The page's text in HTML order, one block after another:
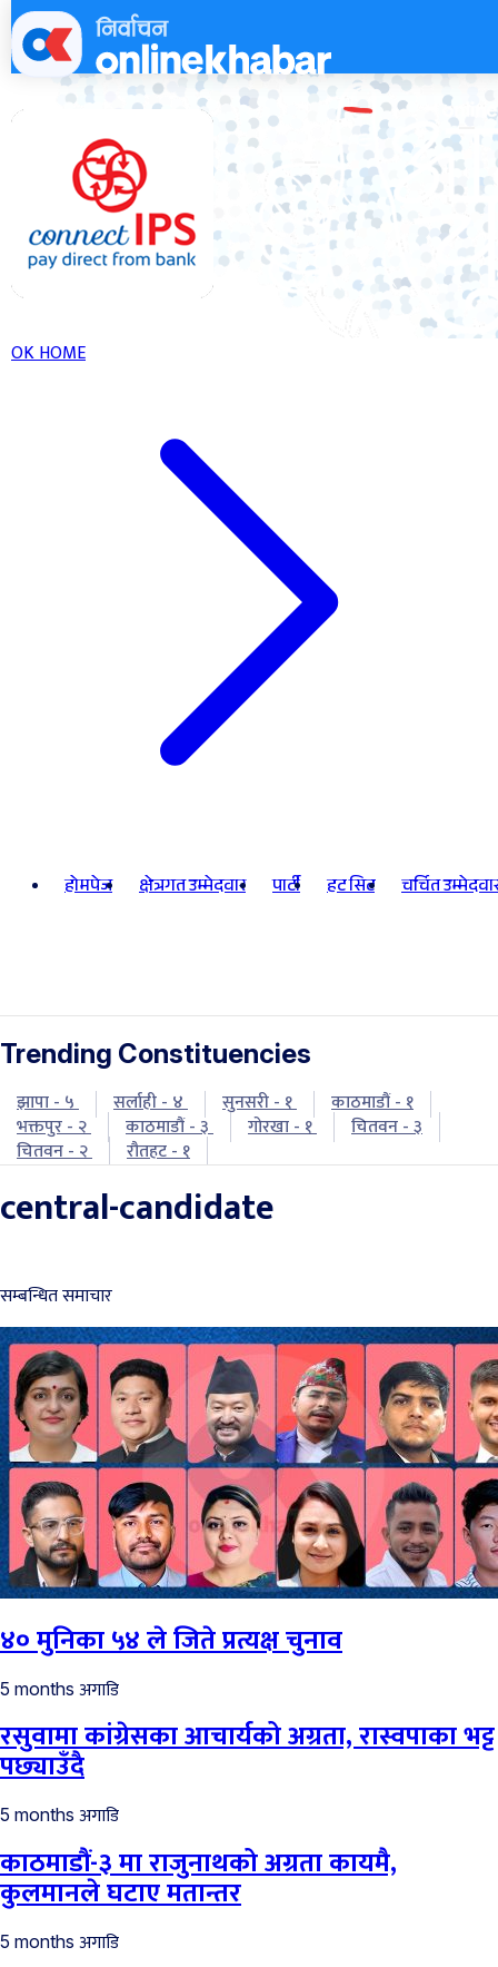
Skip
to
content
OK HOME
होमपेज क्षेत्रगत उम्मेदवार पार्टी हट सिट चर्चित
Trending Constituencies
झापा - ५ सर्लाही - ४ सुनसरी - १
काठमाडौं - १
भक्तपुर - २
काठमाडौं - ३ गोरखा - १
चितवन - ३
चितवन - २
रौतहट - १
central-candidate
सम्बन्धित समाचार
४० मुनिका ५४ ले जिते प्रत्यक्ष चुनाव
5 months अगाडि
रसुवामा कांग्रेसका आचार्यको अग्रता, रास्वपाका भट्ट
पछ्याउँदै
5 months अगाडि
काठमाडौं-३ मा राजुनाथको अग्रता कायमै,
कुलमानले घटाए मतान्तर
5 months अगाडि